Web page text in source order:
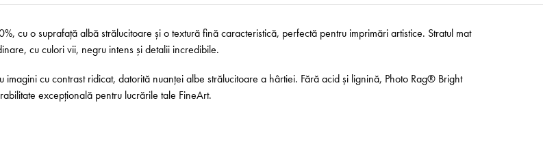
cu o suprafață albă strălucitoare și o textură fină caracteristică, perfectă pentru imprimări artistice. Stratul mat
cu culori vii, negru intens și detalii incredibile.
cu contrast ridicat, datorită nuanței albe strălucitoare a hârtiei. Fără acid și lignină, Photo Rag® Bright
excepțională pentru lucrările tale FineArt.